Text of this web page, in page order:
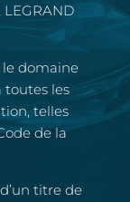
domaine
toutes les
telles
de la
titre de